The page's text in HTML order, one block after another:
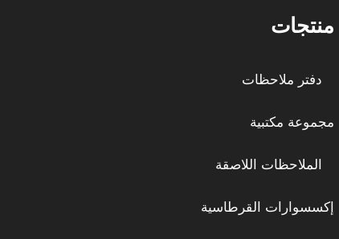
منتجات
دفتر ملاحظات
مجموعة مكتبية
الملاحظات اللاصقة
إكسسوارات القرطاسية